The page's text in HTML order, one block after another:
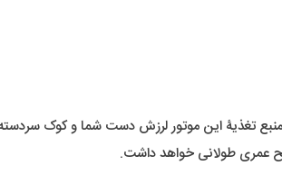
عمری طولانی خواهد داشت.